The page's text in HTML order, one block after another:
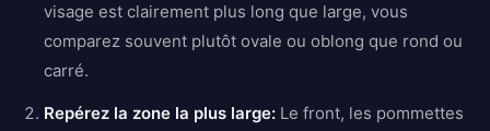
visage est clairement plus long que large, vous
comparez souvent plutôt ovale ou oblong que rond ou
carré.
Repérez la zone la plus large: Le front, les pommettes